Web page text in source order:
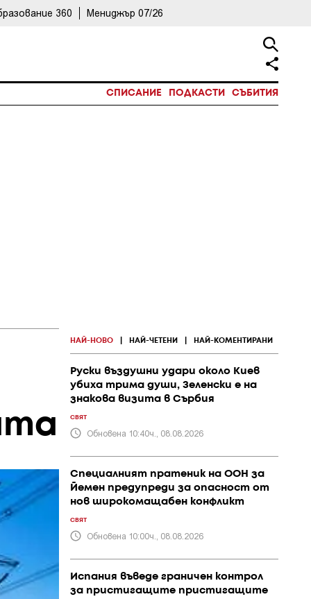
360 Мениджър 07/26
СПИСАНИЕ ПОДКАСТИ СЪБИТИЯ
НАЙ-НОВО НАЙ-ЧЕТЕНИ НАЙ-КОМЕНТИРАНИ
Руски въздушни удари около Киев
убиха трима души, Зеленски е на
знакова визита в Сърбия
СВЯТ
Обновена 10:40ч., 08.08.2026
Специалният пратеник на ООН за
Йемен предупреди за опасност от
нов широкомащабен конфликт
СВЯТ
Обновена 10:00ч., 08.08.2026
Испания въведе граничен контрол
за пристигащите пристигащите